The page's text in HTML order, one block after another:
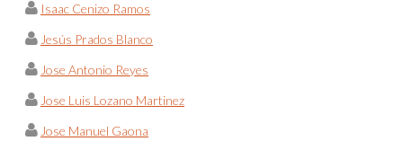
Isaac Cenizo Ramos
Jesús Prados Blanco
Jose Antonio Reyes
Jose Luis Lozano Martinez
Jose Manuel Gaona